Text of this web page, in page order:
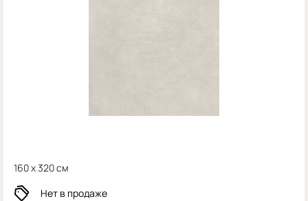
160 x 320 см
Нет в продаже